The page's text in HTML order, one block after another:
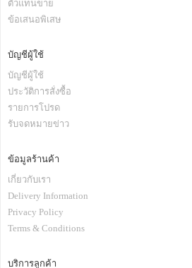
ตัวแทนขาย
ข้อเสนอพิเสษ
บัญชีผู้ใช้
บัญชีผู้ใช้
ประวัติการสั่งซื้อ
รายการโปรด
รับจดหมายข่าว
ข้อมูลร้านค้า
เกี่ยวกับเรา
Delivery Information
Privacy Policy
Terms & Conditions
บริการลูกค้า